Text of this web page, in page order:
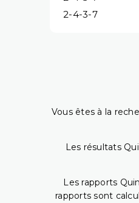
2-4-3-7
Vous êtes à la
Les résultats
Les rapports
rapports sont